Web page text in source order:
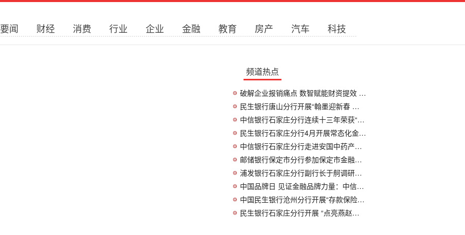
要闻 财经 消费 行业 企业 金融 教育 房产 汽车 科技
频道热点
破解企业报销痛点 数智赋能财资提效 —民
民生银行唐山分行开展“翰墨迎新春 金融送
中信银行石家庄分行连续十三年荣获“河北网
民生银行石家庄分行4月开展常态化金融教育
中信银行石家庄分行走进安国中药产业集群助
邮储银行保定市分行参加保定市金融赋能“新
浦发银行石家庄分行副行长于舸调研邯郸分行
中国品牌日 见证金融品牌力量：中信银行荣膺2
中国民生银行沧州分行开展“存款保险进校园
民生银行石家庄分行开展 “点亮燕赵地图 谱